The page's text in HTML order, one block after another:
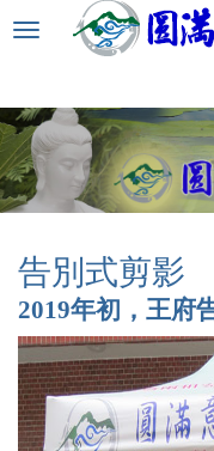
選
換
告別式剪影
2019年初，王府